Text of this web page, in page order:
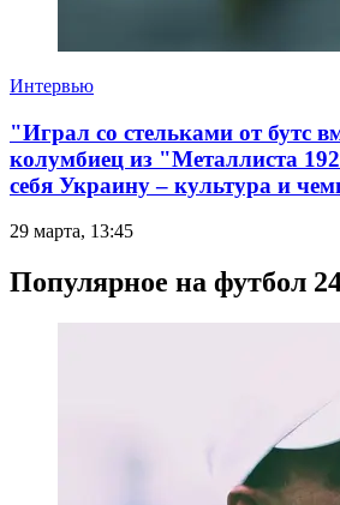
Интервью
"Играл со стельками от бутс
колумбиец из "Металлиста
себя Украину – культура и
29 марта, 13:45
Популярное на футбол